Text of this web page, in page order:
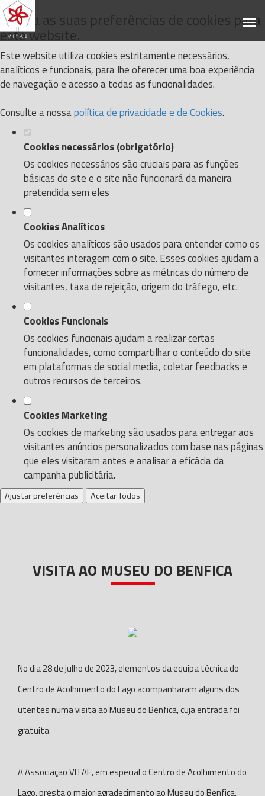
Defina as suas preferências de cookies para
este website.
Este website utiliza cookies estritamente necessários,
analíticos e funcionais, para lhe oferecer uma boa experiência
de navegação e acesso a todas as funcionalidades.
Consulte a nossapolítica de privacidade e de Cookies.
Cookies necessários (obrigatório)
Os cookies necessários são cruciais para as funções
básicas do site e o site não funcionará da maneira
pretendida sem eles
Cookies Analíticos
Os cookies analíticos são usados para entender como os
visitantes interagem com o site. Esses cookies ajudam a
fornecer informações sobre as métricas do número de
visitantes, taxa de rejeição, origem do tráfego, etc.
Cookies Funcionais
Os cookies funcionais ajudam a realizar certas
funcionalidades, como compartilhar o conteúdo do site
em plataformas de social media, coletar feedbacks e
outros recursos de terceiros.
Cookies Marketing
Os cookies de marketing são usados para entregar aos
visitantes anúncios personalizados com base nas páginas
que eles visitaram antes e analisar a eficácia da
campanha publicitária.
Ajustar preferências Aceitar Todos
VISITA AO MUSEU DO BENFICA
No dia 28 de julho de 2023, elementos da equipa técnica do
Centro de Acolhimento do Lago acompanharam alguns dos
utentes numa visita ao Museu do Benfica, cuja entrada foi
gratuita.
A Associação VITAE, em especial o Centro de Acolhimento do
Lago, presta o maior agradecimento ao Museu do Benfica.